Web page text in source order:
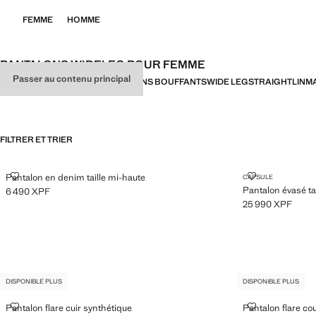
Passer au contenu principal
FEMME HOMME
PANTALONS WIDELEG POUR FEMME
TOUTHABILLÉSCASUALPANTALONS BOUFFANTSWIDE LEGSTRAIGHTLIN
FILTRER ET TRIER
Pantalon en denim taille mi-haute
PANTALON EN DENIM TAILLE MI-HAUTE
Prix actuel [6 490 XPF ]
6 490 XPF
CAPSULE
Pantalon évasé
PANTALON
Prix actuel [25
25 990 XPF
DISPONIBLE PLUS
Pantalon flare cuir synthétique
PANTALON FLARE CUIR SYNTHÉTIQUE
DISPONIBLE PLUS
Pantalon flare
PANTALON